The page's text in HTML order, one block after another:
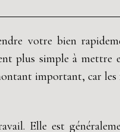
votre bien
plus simple à mettre
important, car
Elle est